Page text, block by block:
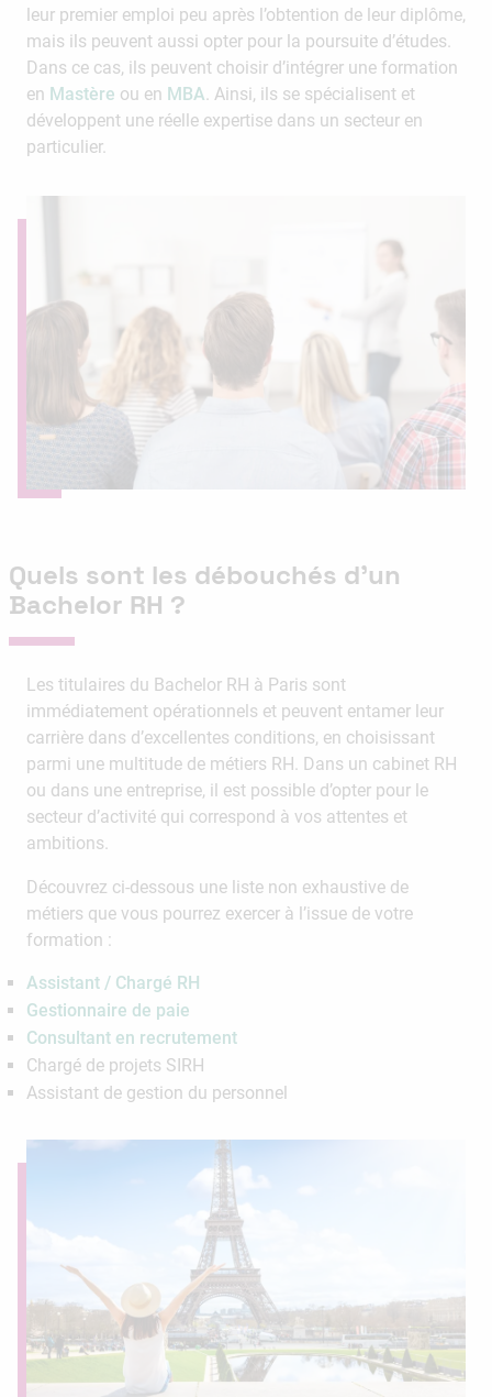
leur premier emploi peu après l’obtention de leur diplôme,
mais ils peuvent aussi opter pour la poursuite d’études.
Dans ce cas, ils peuvent choisir d’intégrer une formation
en Mastère ou en MBA. Ainsi, ils se spécialisent et
développent une réelle expertise dans un secteur en
particulier.
Quels sont les débouchés d’un
Bachelor RH ?
Les titulaires du Bachelor RH à Paris sont
immédiatement opérationnels et peuvent entamer leur
carrière dans d’excellentes conditions, en choisissant
parmi une multitude de métiers RH. Dans un cabinet RH
ou dans une entreprise, il est possible d’opter pour le
secteur d’activité qui correspond à vos attentes et
ambitions.
Découvrez ci-dessous une liste non exhaustive de
métiers que vous pourrez exercer à l’issue de votre
formation :
Assistant / Chargé RH
Gestionnaire de paie
Consultant en recrutement
Chargé de projets SIRH
Assistant de gestion du personnel